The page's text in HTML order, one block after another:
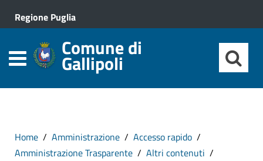
Regione Puglia
Comune di
Gallipoli
Home Amministrazione
Accesso rapido
Amministrazione Trasparente
Altri contenuti